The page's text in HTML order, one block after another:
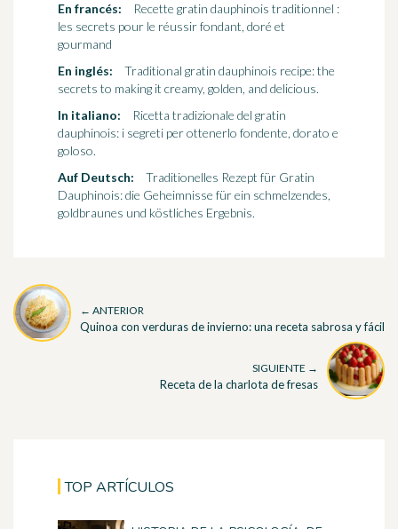
En francés:
Recette gratin dauphinois traditionnel :
les secrets pour le réussir fondant, doré et
gourmand
En inglés:
Traditional gratin dauphinois recipe: the
secrets to making it creamy, golden, and delicious.
In italiano:
Ricetta tradizionale del gratin
dauphinois: i segreti per ottenerlo fondente, dorato e
goloso.
Auf Deutsch:
Traditionelles Rezept für Gratin
Dauphinois: die Geheimnisse für ein schmelzendes,
goldbraunes und köstliches Ergebnis.
← ANTERIOR
Quinoa con verduras de invierno: una receta sabrosa y fácil
SIGUIENTE →
Receta de la charlota de fresas
TOP ARTÍCULOS